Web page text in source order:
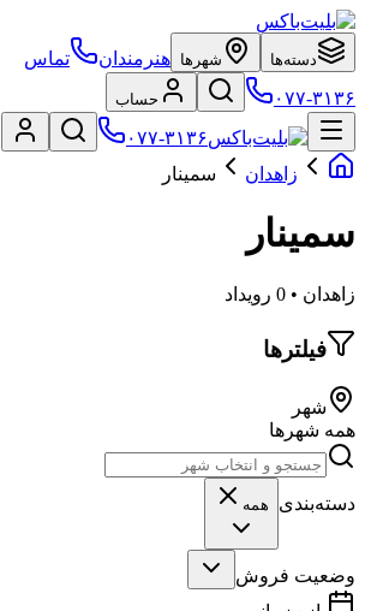
دسته‌ها شهرها هنرمندان
تماس
۰۷۷-۳۱۳۶
حساب
۰۷۷-۳۱۳۶
زاهدان
سمینار
سمینار
زاهدان • 0 رویداد
فیلترها
شهر
همه شهرها
دسته‌بندی همه
وضعیت فروش